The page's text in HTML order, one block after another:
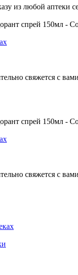
из любой аптеки
спрей 150мл -
свяжется с
спрей 150мл -
свяжется с